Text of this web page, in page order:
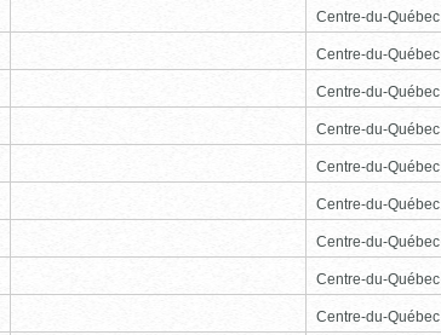
Centre-du-Québec
Centre-du-Québec
Centre-du-Québec
Centre-du-Québec
Centre-du-Québec
Centre-du-Québec
Centre-du-Québec
Centre-du-Québec
Centre-du-Québec